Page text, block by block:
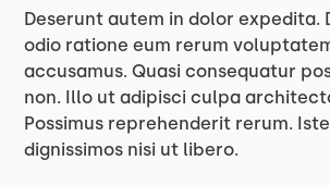
Deserunt autem in dolor expedita.
odio ratione eum rerum
accusamus. Quasi consequatur
non. Illo ut adipisci culpa
Possimus reprehenderit rerum.
dignissimos nisi ut libero.